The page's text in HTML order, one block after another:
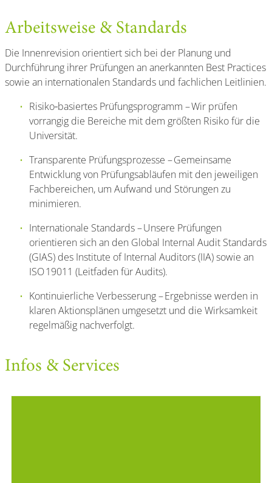
Arbeitsweise & Standards
Die Innenrevision orientiert sich bei der Planung und
Durchführung ihrer Prüfungen an anerkannten Best Practices
sowie an internationalen Standards und fachlichen Leitlinien.
Risiko‑basiertes Prüfungsprogramm – Wir prüfen
vorrangig die Bereiche mit dem größten Risiko für die
Universität.
Transparente Prüfungsprozesse – Gemeinsame
Entwicklung von Prüfungsabläufen mit den jeweiligen
Fachbereichen, um Aufwand und Störungen zu
minimieren.
Internationale Standards – Unsere Prüfungen
orientieren sich an den Global Internal Audit Standards
(GIAS) des Institute of Internal Auditors (IIA) sowie an
ISO 19011 (Leitfaden für Audits).
Kontinuierliche Verbesserung – Ergebnisse werden in
klaren Aktionsplänen umgesetzt und die Wirksamkeit
regelmäßig nachverfolgt.
Infos & Services